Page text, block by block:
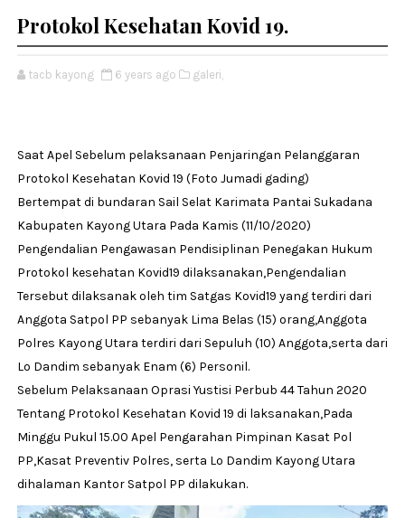
Protokol Kesehatan Kovid 19.
tacb kayong 6 years ago galeri,
Saat Apel Sebelum pelaksanaan Penjaringan Pelanggaran
Protokol Kesehatan Kovid 19 (Foto Jumadi gading)
Bertempat di bundaran Sail Selat Karimata Pantai Sukadana
Kabupaten Kayong Utara Pada Kamis (11/10/2020)
Pengendalian Pengawasan Pendisiplinan Penegakan Hukum
Protokol kesehatan Kovid19 dilaksanakan,Pengendalian
Tersebut dilaksanak oleh tim Satgas Kovid19 yang terdiri dari
Anggota Satpol PP sebanyak Lima Belas (15) orang,Anggota
Polres Kayong Utara terdiri dari Sepuluh (10) Anggota,serta dari
Lo Dandim sebanyak Enam (6) Personil.
Sebelum Pelaksanaan Oprasi Yustisi Perbub 44 Tahun 2020
Tentang Protokol Kesehatan Kovid 19 di laksanakan,Pada
Minggu Pukul 15.00 Apel Pengarahan Pimpinan Kasat Pol
PP,Kasat Preventiv Polres, serta Lo Dandim Kayong Utara
dihalaman Kantor Satpol PP dilakukan.